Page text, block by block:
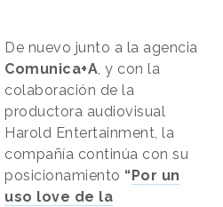
De nuevo junto a la agencia
Comunica+A, y con la
colaboración de la
productora audiovisual
Harold Entertainment, la
compañía continúa con su
posicionamiento “Por un
uso love de la